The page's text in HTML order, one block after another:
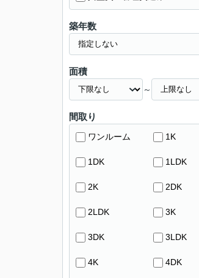
築年数
面積
～
間取り
ワンルーム 1K
1DK 1LDK
2K 2DK
2LDK 3K
3DK 3LDK
4K 4DK